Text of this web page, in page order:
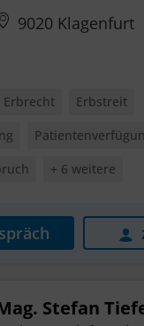
9020 Klagenfurt
Erbstreit
+ 6 weitere
Stefan